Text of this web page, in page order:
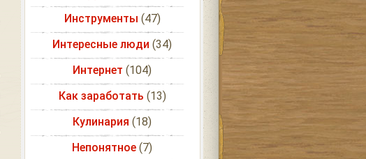
Инструменты (47)
Интересные люди (34)
Интернет (104)
Как заработать (13)
Кулинария (18)
Непонятное (7)